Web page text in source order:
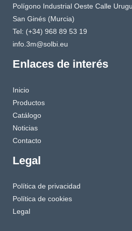
Polígono Industrial Oeste Calle
San Ginés (Murcia)
Tel: (+34) 968 89 53 19
info.3m@solbi.eu
Enlaces de interés
Inicio
Productos
Catálogo
Noticias
Contacto
Legal
Política de privacidad
Política de cookies
Legal